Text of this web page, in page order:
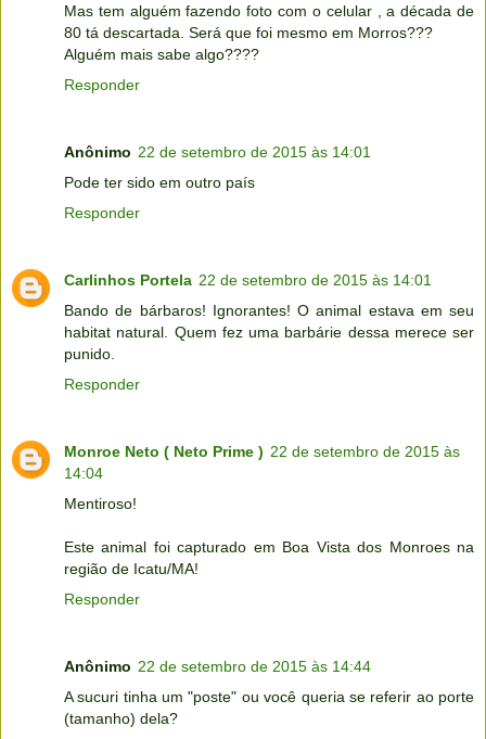
Mas tem alguém fazendo foto com o celular , a década de
80 tá descartada. Será que foi mesmo em Morros???
Alguém mais sabe algo????
Responder
Anônimo 22 de setembro de 2015 às 14:01
Pode ter sido em outro país
Responder
Carlinhos Portela 22 de setembro de 2015 às 14:01
Bando de bárbaros! Ignorantes! O animal estava em seu
habitat natural. Quem fez uma barbárie dessa merece ser
punido.
Responder
Monroe Neto ( Neto Prime ) 22 de setembro de 2015 às
14:04
Mentiroso!
Este animal foi capturado em Boa Vista dos Monroes na
região de Icatu/MA!
Responder
Anônimo 22 de setembro de 2015 às 14:44
A sucuri tinha um "poste" ou você queria se referir ao porte
(tamanho) dela?